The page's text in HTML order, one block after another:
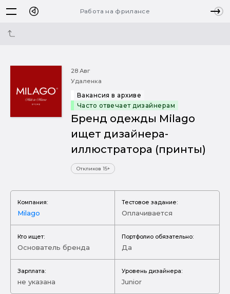
Работа на фрилансе
28 Авг
Удаленка
Вакансия в архиве
Часто отвечает дизайнерам
Бренд одежды Milago
ищет дизайнера-
иллюстратора (принты)
Откликов 15+
Компания:
Milago
Тестовое задание:
Оплачивается
Кто ищет:
Основатель бренда
Портфолио обязательно:
Да
Зарплата:
не указана
Уровень дизайнера:
Junior